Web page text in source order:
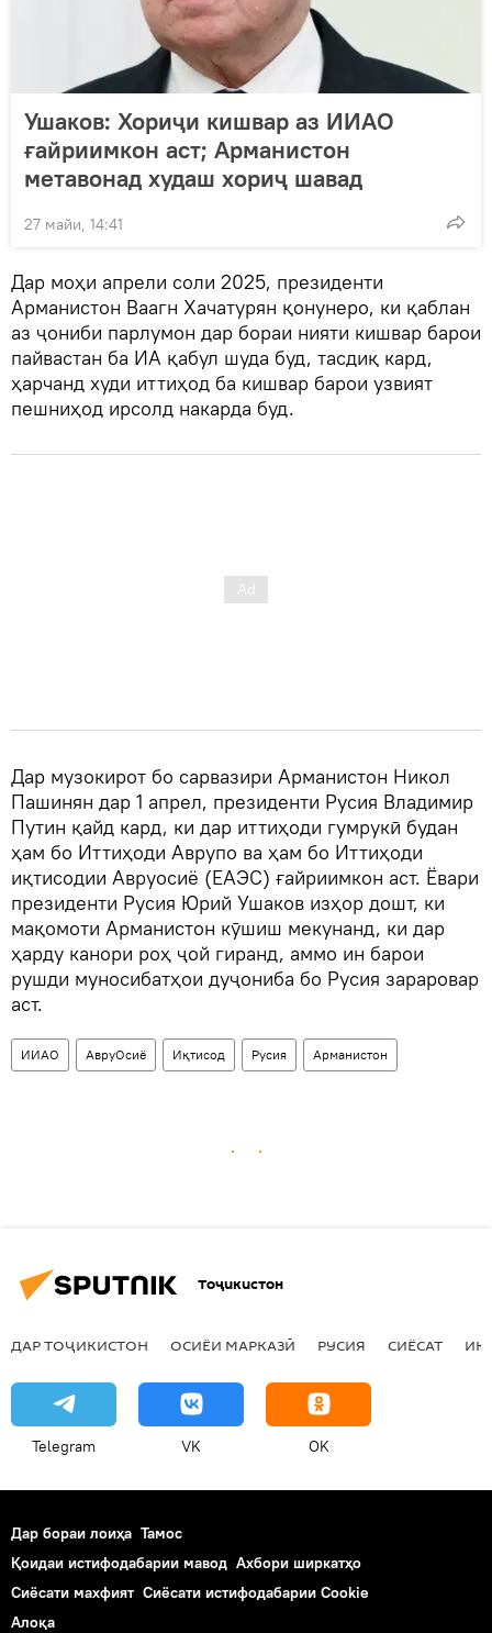
Ушаков: Хориҷи кишвар аз ИИАО
ғайриимкон аст; Арманистон
метавонад худаш хориҷ шавад
27 майи, 14:41
Дар моҳи апрели соли 2025, президенти
Арманистон Ваагн Хачатурян қонунеро, ки қаблан
аз ҷониби парлумон дар бораи нияти кишвар барои
пайвастан ба ИА қабул шуда буд, тасдиқ кард,
ҳарчанд худи иттиҳод ба кишвар барои узвият
пешниҳод ирсолд накарда буд.
Дар музокирот бо сарвазири Арманистон Никол
Пашинян дар 1 апрел, президенти Русия Владимир
Путин қайд кард, ки дар иттиҳоди гумрукӣ будан
ҳам бо Иттиҳоди Аврупо ва ҳам бо Иттиҳоди
иқтисодии Авруосиё (ЕАЭС) ғайриимкон аст. Ёвари
президенти Русия Юрий Ушаков изҳор дошт, ки
мақомоти Арманистон кӯшиш мекунанд, ки дар
ҳарду канори роҳ ҷой гиранд, аммо ин барои
рушди муносибатҳои дуҷониба бо Русия зараровар
аст.
ИИАО АвруОсиё Иқтисод Русия Арманистон
Тоҷикистон
ДАР ТОҶИКИСТОН ОСИЁИ МАРКАЗӢ РУСИЯ СИЁСАТ
Telegram VK OK
Дар бораи лоиҳа Тамос
Қоидаи истифодабарии мавод Ахбори ширкатҳо
Сиёсати махфият Сиёсати истифодабарии Cookie
Алоқа